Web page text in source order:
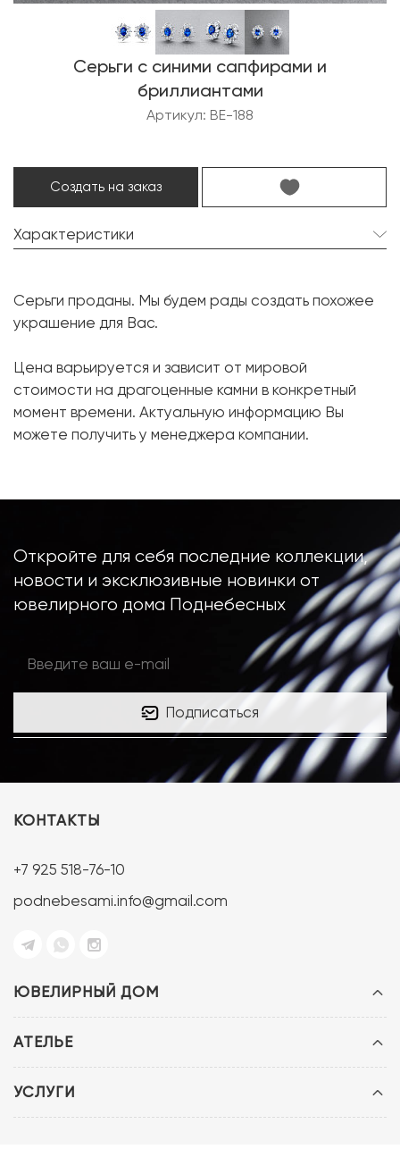
Серьги с синими сапфирами и
бриллиантами
Артикул: BE-188
Создать на заказ
Характеристики
Форма огранки:
Овал
Белое золото, 750 проба
Серьги проданы. Мы будем рады создать похожее
украшение для Вас.
Цена варьируется и зависит от мировой
стоимости на драгоценные камни в конкретный
момент времени. Актуальную информацию Вы
можете получить у менеджера компании.
Откройте для себя последние коллекции,
новости и эксклюзивные новинки от
ювелирного дома Поднебесных
Подписаться
ЮВЕЛИРНЫЙ ДОМ
АТЕЛЬЕ
УСЛУГИ
КОНТАКТЫ
+7 925 518-76-10
podnebesami.info@gmail.com